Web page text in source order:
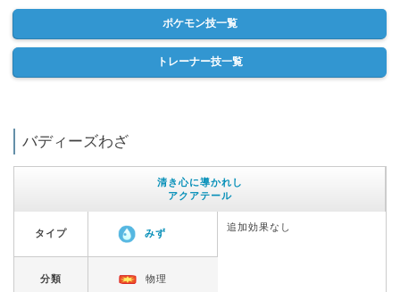
ポケモン技一覧
トレーナー技一覧
バディーズわざ
清き心に導かれし
アクアテール
タイプ みず
追加効果なし
分類 物理